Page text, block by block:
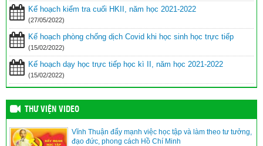
Kế hoạch kiểm tra cuối HKII, năm học 2021-2022
(27/05/2022)
Kế hoạch phòng chống dịch Covid khi học sinh học trực tiếp
(15/02/2022)
Kế hoạch dạy học trực tiếp học kì II, năm học 2021-2022
(15/02/2022)
THƯ VIỆN VIDEO
Vĩnh Thuận đẩy mạnh việc học tập và làm theo tư tưởng,
đạo đức, phong cách Hồ Chí Minh